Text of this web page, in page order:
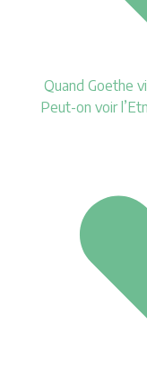
Quand Goethe
Peut-on voir